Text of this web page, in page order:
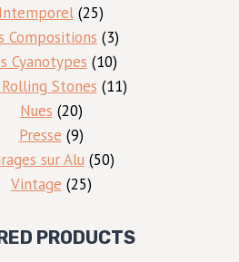
produits
Intemporel 2525
produits
Compositions 33
produits
Cyanotypes 1010
produits
Stones 1111
Nues 2020
produits
Presse 99
produits
sur Alu 5050
Vintage 2525
PRODUCTS